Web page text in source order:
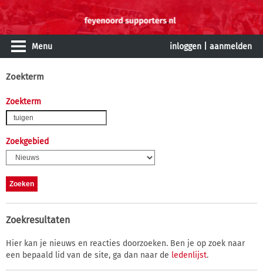
Menu inloggen aanmelden
Zoekterm
Zoekterm
Zoekgebied
Zoekresultaten
Hier kan je nieuws en reacties doorzoeken. Ben je op zoek naar
een bepaald lid van de site, ga dan naar de ledenlijst.